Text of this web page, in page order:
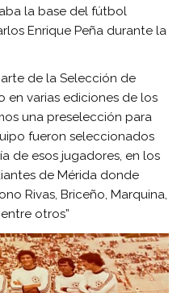
la base del fútbol
Enrique Peña durante la
de la Selección de
en varias ediciones de los
una preselección para
fueron seleccionados
de esos jugadores, en los
de Mérida donde
Rivas, Briceño, Marquina,
otros”